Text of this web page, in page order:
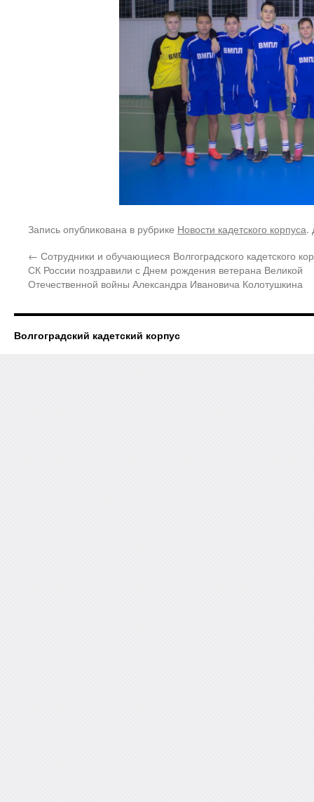
Запись опубликована в рубрике Новости кадетского корпуса.
← Сотрудники и обучающиеся Волгоградского кадетского
СК России поздравили с Днем рождения ветерана Великой
Отечественной войны Александра Ивановича Колотушкина
Волгоградский кадетский корпус